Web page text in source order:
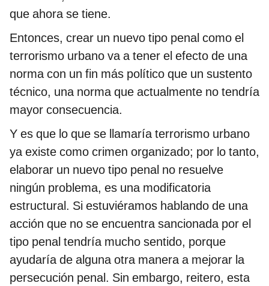
que ahora se tiene.
Entonces, crear un nuevo tipo penal como el
terrorismo urbano va a tener el efecto de una
norma con un fin más político que un sustento
técnico, una norma que actualmente no tendría
mayor consecuencia.
Y es que lo que se llamaría terrorismo urbano
ya existe como crimen organizado; por lo tanto,
elaborar un nuevo tipo penal no resuelve
ningún problema, es una modificatoria
estructural. Si estuviéramos hablando de una
acción que no se encuentra sancionada por el
tipo penal tendría mucho sentido, porque
ayudaría de alguna otra manera a mejorar la
persecución penal. Sin embargo, reitero, esta